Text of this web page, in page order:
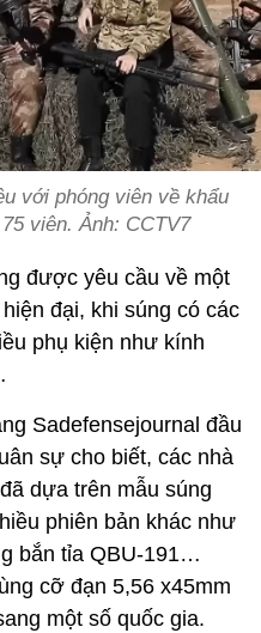
với phóng viên về khẩu
viên. Ảnh: CCTV7
được yêu cầu về một
đại, khi súng có các
phụ kiện như kính
Sadefensejournal đầu
sự cho biết, các nhà
dựa trên mẫu súng
phiên bản khác như
bắn tỉa QBU-191…
cỡ đạn 5,56 x45mm
một số quốc gia.